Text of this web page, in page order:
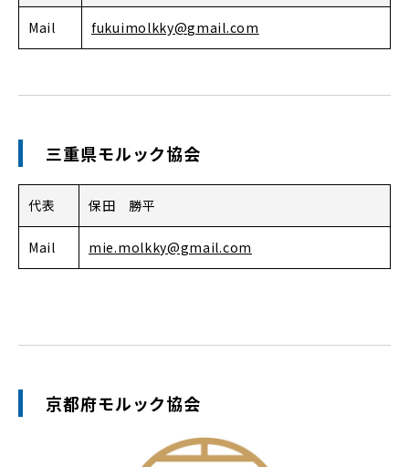
Mail fukuimolkky@gmail.com
三重県モルック協会
代表 保田 勝平
Mail mie.molkky@gmail.com
京都府モルック協会